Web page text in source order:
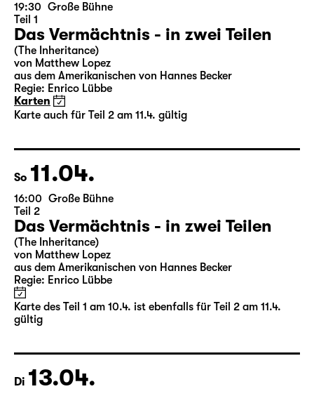
19:30 Große Bühne
Teil 1
Das Vermächtnis - in zwei Teilen
(The Inheritance)
von Matthew Lopez
aus dem Amerikanischen von Hannes Becker
Regie: Enrico Lübbe
Karten
Karte auch für Teil 2 am 11.4. gültig
So 11.04.
16:00 Große Bühne
Teil 2
Das Vermächtnis - in zwei Teilen
(The Inheritance)
von Matthew Lopez
aus dem Amerikanischen von Hannes Becker
Regie: Enrico Lübbe
Karte des Teil 1 am 10.4. ist ebenfalls für Teil 2 am 11.4.
gültig
Di 13.04.